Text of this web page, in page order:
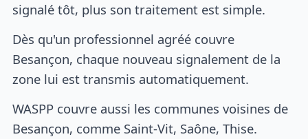
signalé tôt, plus son traitement est simple.
Dès qu'un professionnel agréé couvre
Besançon, chaque nouveau signalement de la
zone lui est transmis automatiquement.
WASPP couvre aussi les communes voisines de
Besançon, comme Saint-Vit, Saône, Thise.